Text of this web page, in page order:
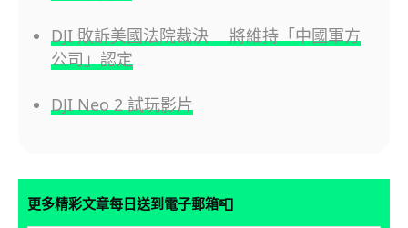
DJI 敗訴美國法院裁決 將維持「中國軍方
公司」認定
DJI Neo 2 試玩影片
更多精彩文章每日送到電子郵箱📮